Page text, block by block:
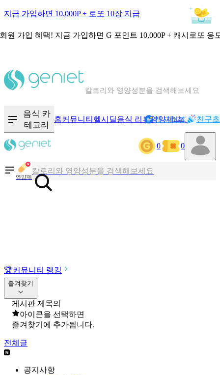
지금 가입하면 10,000P + 로또 10장 지급
원 가입 혜택! 지금 가입하면 G 포인트 10,000P + 캐시로또 응
혈당 · 다이어트 음식 검색해보세요
음식 카
테고리
홈커뮤니티 헬시딜음식 리뷰영양제NEW기록
캐시리뷰 친구
0 0
영양제
칼로리와 영양성분을 검색해보세요
혈당 · 다이어트 음식 검색해보세요
음식 · 영양제 리뷰를 찾아보세요
🏆커뮤니티 랭킹
즐겨찾기
게시판 제목의
아이콘을 선택하면
즐겨찾기에 추가됩니다.
전체글
공지사항